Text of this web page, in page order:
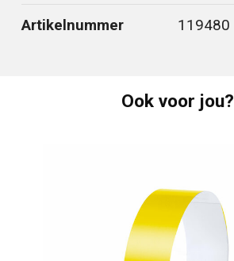
Artikelnummer 119480
Ook voor jou?